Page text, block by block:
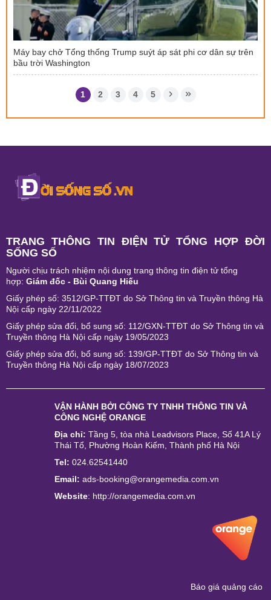
Máy bay chở Tổng thống Trump suýt áp sát phi cơ dân sự trên
bầu trời Washington
1 2 3 4 5
TRANG THÔNG TIN ĐIỆN TỬ TỔNG HỢP ĐỜI
SỐNG SỐ
Người chịu trách nhiệm nội dung trang thông tin điện tử tổng
hợp: Giám đốc - Bùi Quang Hiếu
Giấy phép số: 3512/GP-TTĐT do Sở Thông tin và Truyền thông Hà
Nội cấp ngày 22/11/2022
Giấy phép sửa đổi, bổ sung số: 112/GXN-TTĐT do Sở Thông tin và
Truyền thông Hà Nội cấp ngày 19/05/2023
Giấy phép sửa đổi, bổ sung số: 139/GP-TTĐT do Sở Thông tin và
Truyền thông Hà Nội cấp ngày 18/07/2023
VẬN HÀNH BỞI CÔNG TY TNHH THÔNG TIN VÀ
CÔNG NGHỆ ORANGE
Địa chỉ: Tầng 5, tòa nhà Leadvisors Place, Số 41A Lý
Thái Tổ, Phường Hoàn Kiếm, Thành phố Hà Nội
Tel: 024.62541440
Email: ads-booking@orangemedia.com.vn
Website: http://orangemedia.com.vn
Báo giá quảng cáo